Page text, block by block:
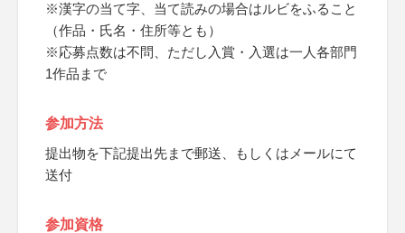
※漢字の当て字、当て読みの場合はルビをふること
（作品・氏名・住所等とも）
※応募点数は不問、ただし入賞・入選は一人各部門
1作品まで
参加方法
提出物を下記提出先まで郵送、もしくはメールにて
送付
参加資格